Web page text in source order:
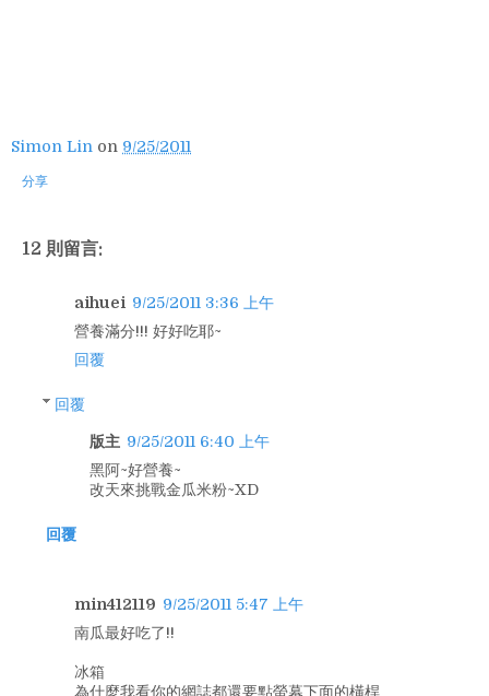
Simon Lin on 9/25/2011
分享
12 則留言:
aihuei 9/25/2011 3:36 上午
營養滿分!!! 好好吃耶~
回覆
回覆
版主 9/25/2011 6:40 上午
黑阿~好營養~
改天來挑戰金瓜米粉~XD
回覆
min412119 9/25/2011 5:47 上午
南瓜最好吃了!!
冰箱
為什麼我看你的網誌都還要點螢幕下面的橫桿